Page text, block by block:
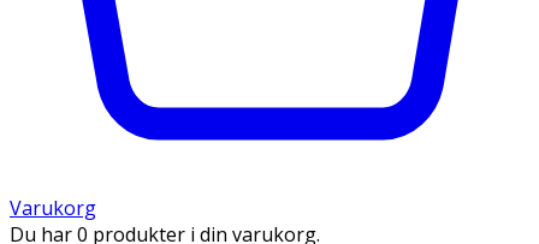
Varukorg
Du har 0 produkter i din varukorg.